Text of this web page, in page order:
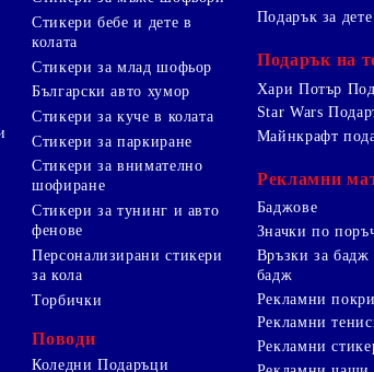
Стикери бебе и дете в
колата
Стикери за млад шофьор
Български авто хумор
Стикери за куче в колата
Стикери за паркиране
Стикери за внимателно
шофиране
Стикери за тунинг и авто
фенове
Персонализирани стикери
за кола
Торбички
Поводи
Коледни Подаръци
Подарък за дете
Подарък на
Хари Потър
Star Wars
Майнкрафт
Рекламни
Баджове
Значки по
Връзки за бадж
бадж
Рекламни
Рекламни
Рекламни